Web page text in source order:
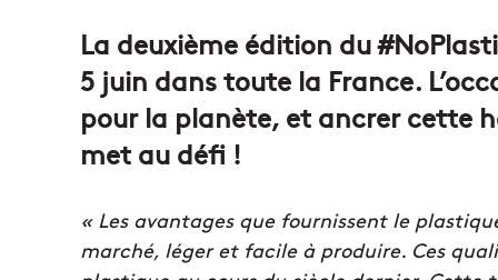
La deuxième édition du
5 juin dans toute la France.
pour la planète, et ancrer cette
met au défi !
« Les avantages que fournissent le
marché, léger et facile à produire. Ces